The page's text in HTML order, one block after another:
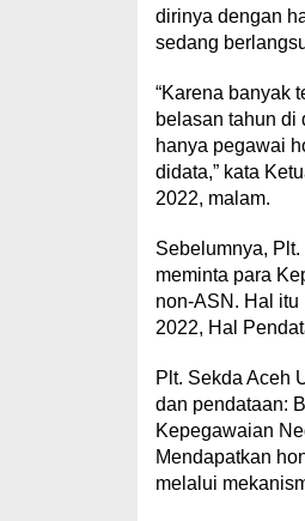
dirinya dengan
sedang
“Karena banyak
belasan tahun di
hanya pegawai
didata,” kata
2022, malam.
Sebelumnya,
meminta para
non-ASN. Hal itu
2022, Hal
Plt. Sekda Aceh
dan pendataan:
Kepegawaian
Mendapatkan
melalui